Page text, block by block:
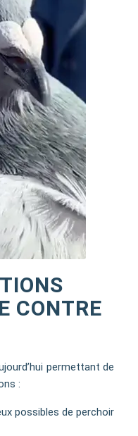
CONTRE
permettant de
:
possibles de perchoir